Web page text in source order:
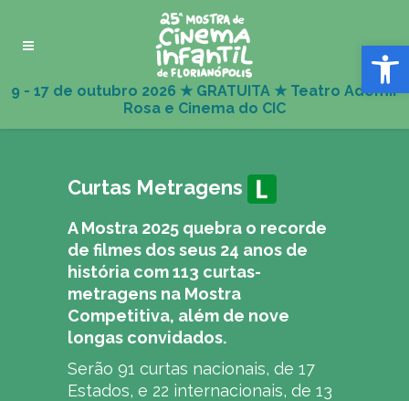
Abrir
Curtas Metragens
A Mostra 2025 quebra o recorde
de filmes dos seus 24 anos de
história com 113 curtas-
metragens na Mostra
Competitiva, além de nove
longas convidados.
Serão 91 curtas nacionais, de 17
Estados, e 22 internacionais, de 13